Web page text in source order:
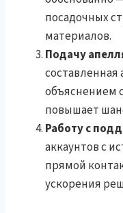
посадочных
материалов.
Подачу
объяснением
повышает
Работу с
аккаунтов с
прямой
ускорения